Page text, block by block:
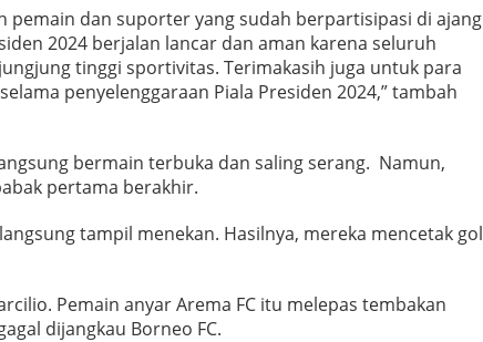
pemain dan suporter yang sudah berpartisipasi di ajang
2024 berjalan lancar dan aman karena seluruh
tinggi sportivitas. Terimakasih juga untuk para
penyelenggaraan Piala Presiden 2024,” tambah
bermain terbuka dan saling serang. Namun,
pertama berakhir.
tampil menekan. Hasilnya, mereka mencetak gol
Pemain anyar Arema FC itu melepas tembakan
dijangkau Borneo FC.